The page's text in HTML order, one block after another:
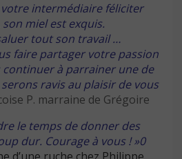
votre intermédiaire féliciter
miel est exquis.
tout son travail …
faire partager votre passion
à parrainer une de
ravis au plaisir de vous
P. marraine de Grégoire
le temps de donner des
dur. Courage à vous ! »0